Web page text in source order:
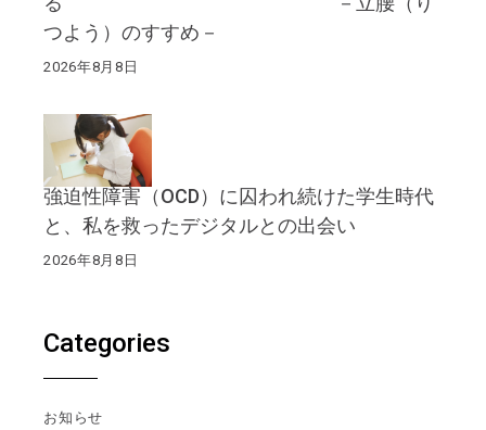
つよう）のすすめ－
2026年8月8日
強迫性障害（OCD）に囚われ続けた学生時代
と、私を救ったデジタルとの出会い
2026年8月8日
Categories
お知らせ